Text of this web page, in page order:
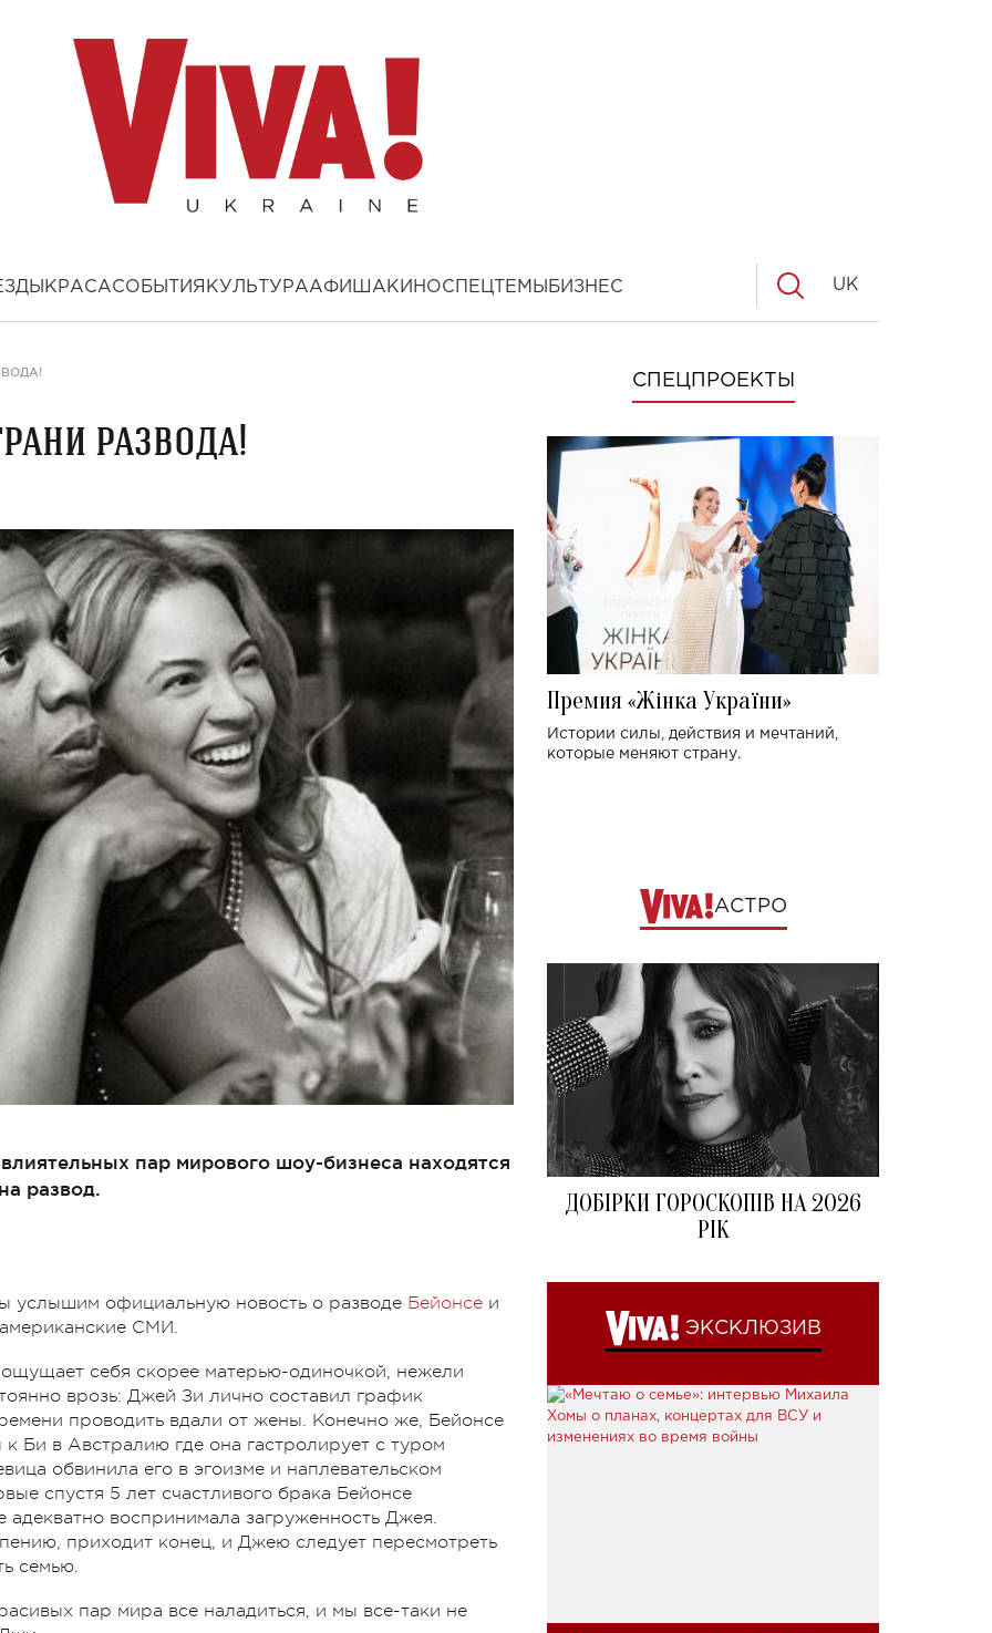
КРАСАСОБЫТИЯ КУЛЬТУРААФИША КИНОСПЕЦТЕМЫ БИЗНЕС UK
развода!
пар мирового шоу-бизнеса находятся
развод.
услышим официальную новость о разводе Бейонсе и
СМИ.
себя скорее матерью-одиночкой, нежели
врозь: Джей Зи лично составил график
проводить вдали от жены. Конечно же, Бейонсе
Би в Австралию где она гастролирует с туром
обвинила его в эгоизме и наплевательском
спустя 5 лет счастливого брака Бейонсе
адекватно воспринимала загруженность Джея.
приходит конец, и Джею следует пересмотреть
семью.
пар мира все наладиться, и мы все-таки не
СПЕЦПРОЕКТЫ
Премия «Жінка України»
Истории силы, действия и мечтаний,
которые меняют страну.
АСТРО
ДОБІРКИ ГОРОСКОПІВ НА 2026
РІК
ЭКСКЛЮЗИВ